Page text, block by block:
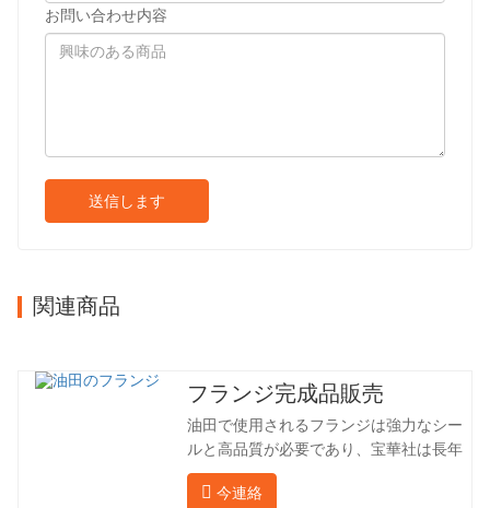
お問い合わせ内容
送信します
関連商品
フランジ完成品販売
油田で使用されるフランジは強力なシー
ルと高品質が必要であり、宝華社は長年
油田でフランジを加工し、間接的に外国
（ドイツ、ロシア）に輸出してきまし
今連絡